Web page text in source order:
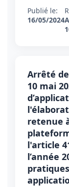
Publié le:
16/05/2024
Arrêté
10 mai
retenue
l'article
l’année